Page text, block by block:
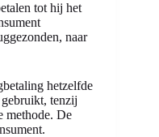
tot hij het
naar
hetzelfde
tenzij
methode. De